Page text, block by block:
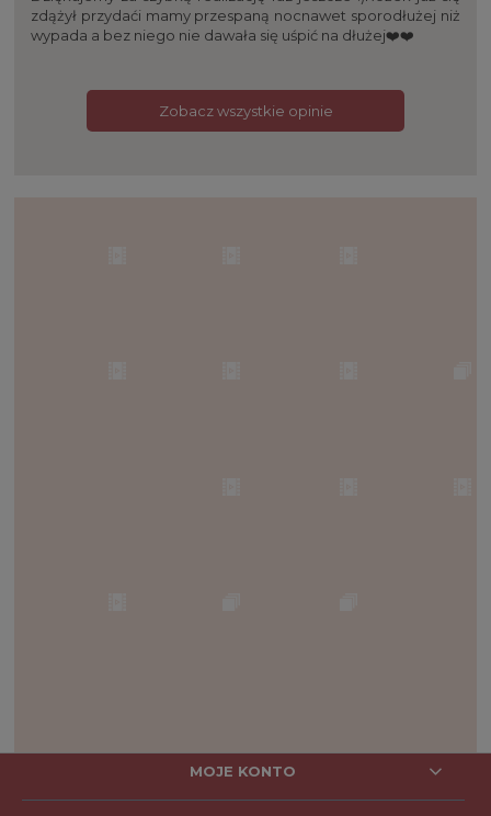
zdążył przydaći mamy przespaną nocnawet sporodłużej niż
wypada a bez niego nie dawała się uśpić na dłużej❤️❤️
Zobacz wszystkie opinie
MOJE KONTO